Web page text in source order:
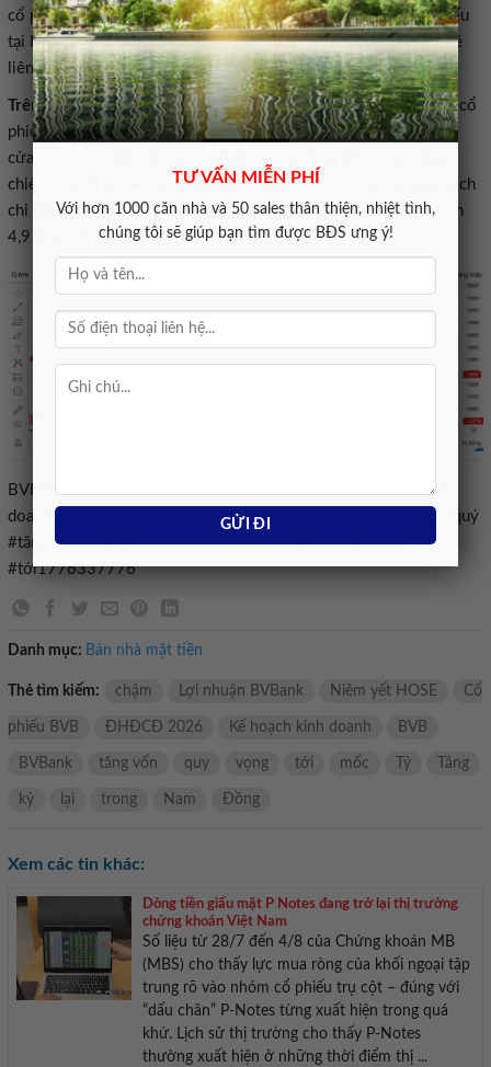
TƯ VẤN MIỄN PHÍ
Với hơn 1000 căn nhà và 50 sales thân thiện, nhiệt tình,
chúng tôi sẽ giúp bạn tìm được BĐS ưng ý!
cổ phiếu BVB trên UPCoM, thực hiện niêm yết toàn bộ cổ phiếu
tại HOSE, đồng thời ủy quyền cho HĐQT quyết định các vấn đề
liên quan đến quá trình chuyển sàn.
Trên thị trường chứng khoán, chốt phiên giao dịch ngày 16/4, cổ
phiếu BVB tạm thời chững lại sau nhịp tăng trước đó, khi đóng
cửa ở mức 12.800 đồng/cổ phiếu, không thay đổi so với tham
chiếu. Thanh khoản cũng sụt giảm mạnh, với khối lượng giao dịch
chỉ đạt khoảng 1,27 triệu cổ phiếu, thấp hơn đáng kể so với hơn
4,9 triệu cổ phiếu của phiên liền trước.
BVBank,BVB,ĐHĐCĐ 2026,Lợi nhuận BVBank,Kế hoạch kinh
doanh,Cổ phiếu BVB,tăng vốn,Niêm yết HOSE#BVBank #lãi #quý
#tăng #kỳ #vọng #chạm #mốc #tỷ #đồng #trong #năm
#tới1776337776
Danh mục: Bán nhà mặt tiền
Thẻ tìm kiếm: chậm Lợi nhuận BVBank Niêm yết HOSE Cổ
phiếu BVB ĐHĐCĐ 2026 Kế hoạch kinh doanh BVB
BVBank tăng vốn quy vọng tới mốc Tỷ Tăng
kỷ lại trong Nam Đồng
Xem các tin khác:
Dòng tiền giấu mặt P Notes đang trở lại thị trường
chứng khoán Việt Nam
Số liệu từ 28/7 đến 4/8 của Chứng khoán MB
(MBS) cho thấy lực mua ròng của khối ngoại tập
trung rõ vào nhóm cổ phiếu trụ cột – đúng với
“dấu chân” P-Notes từng xuất hiện trong quá
khứ. Lịch sử thị trường cho thấy P-Notes
thường xuất hiện ở những thời điểm thị ...